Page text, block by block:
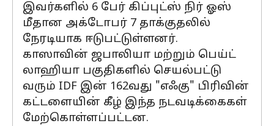
இவர்களில் 6 பேர் கிப்புட்ஸ் நிர் ஓஸ்
மீதான அக்டோபர் 7 தாக்குதலில்
நேரடியாக ஈடுபட்டுள்ளனர்.
காஸாவின் ஜபாலியா மற்றும் பெய்ட்
லாஹியா பகுதிகளில் செயல்பட்டு
வரும் IDF இன் 162வது "எஃகு" பிரிவின்
கட்டளையின் கீழ் இந்த நடவடிக்கைகள்
மேற்கொள்ளப்பட்டன.